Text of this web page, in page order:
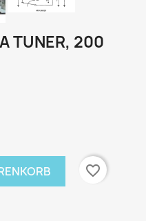
TUNER, 200
favorite_border